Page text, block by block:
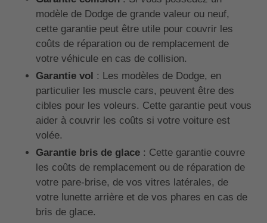
modèle de Dodge de grande valeur ou neuf,
cette garantie peut être utile pour couvrir les
coûts de réparation ou de remplacement de
votre véhicule en cas de collision.
Garantie vol : Les modèles de Dodge, en
particulier les muscle cars, peuvent être des
cibles pour les voleurs. Cette garantie peut vous
aider à couvrir les coûts si votre voiture est
volée.
Garantie bris de glace : Cette garantie couvre
les coûts de remplacement ou de réparation de
votre pare-brise, de vos vitres latérales, de
votre lunette arrière et de vos phares en cas de
bris de glace.